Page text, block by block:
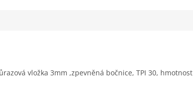
vložka 3mm ,zpevněná bočnice, TPI 30, hmotnost